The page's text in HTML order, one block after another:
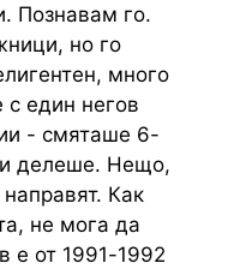
Познавам го.
но го
много
един негов
- смяташе 6-
делеше. Нещо,
Как
не мога да
е от 1991-1992